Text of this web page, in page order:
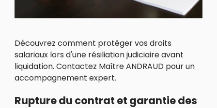
Découvrez comment protéger vos droits
salariaux lors d'une résiliation judiciaire avant
liquidation. Contactez Maître ANDRAUD pour un
accompagnement expert.
Rupture du contrat et garantie des